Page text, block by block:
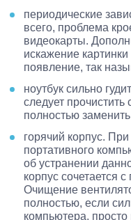
периодические
всего, проблема
видеокарты.
искажение
появление, так
ноутбук сильно
следует
полностью
горячий корпус.
портативного
об устранении
корпус сочетается
Очищение
полностью, если
компьютера,